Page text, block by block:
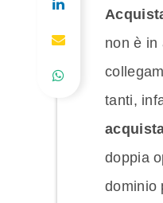
non è in
tanti,
doppia
dominio